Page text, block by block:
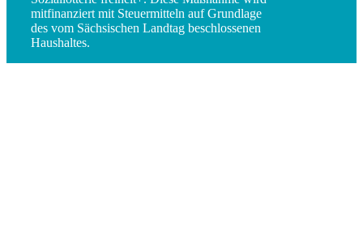
mitfinanziert mit Steuermitteln auf Grundlage
des vom Sächsischen Landtag beschlossenen
Haushaltes.